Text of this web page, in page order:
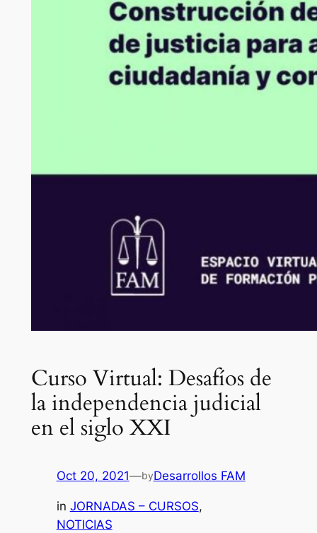
Curso Virtual: Desafíos de
la independencia judicial
en el siglo XXI
Oct 20, 2021—byDesarrollos FAM
in JORNADAS – CURSOS
NOTICIAS